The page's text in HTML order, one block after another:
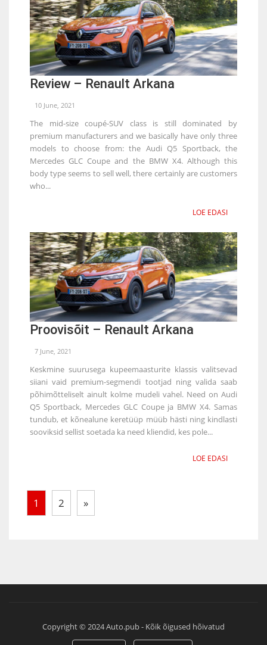
Review – Renault Arkana
10 June, 2021
The mid-size coupé-SUV class is still dominated by
premium manufacturers and we basically have only three
models to choose from: the Audi Q5 Sportback, the
Mercedes GLC Coupe and the BMW X4. Although this
body type seems to sell well, there certainly are customers
who...
LOE EDASI
Proovisõit – Renault Arkana
7 June, 2021
Keskmine suurusega kupeemaasturite klassis valitsevad
siiani vaid premium-segmendi tootjad ning valida saab
põhimõtteliselt ainult kolme mudeli vahel. Need on Audi
Q5 Sportback, Mercedes GLC Coupe ja BMW X4. Samas
tundub, et kõnealune keretüüp müüb hästi ning kindlasti
sooviksid sellist soetada ka need kliendid, kes pole...
LOE EDASI
1 2 »
Copyright © 2024 Auto.pub - Kõik õigused hõivatud